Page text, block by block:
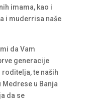
imama, kao i
i muderrisa naše
da Vam
generacije
te naših
u Banja
da se